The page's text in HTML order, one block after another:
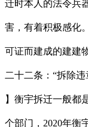
迁时本人的法令兵
害，有着积极感化
可证而建成的建建
二十二条：“拆除
】衡宇拆迁一般都
个部门，2020年衡